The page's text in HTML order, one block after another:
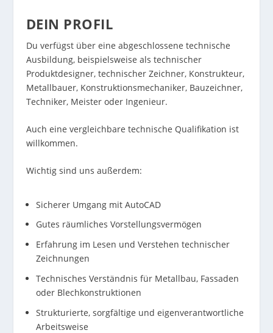
DEIN PROFIL
Du verfügst über eine abgeschlossene technische
Ausbildung, beispielsweise als technischer
Produktdesigner, technischer Zeichner, Konstrukteur,
Metallbauer, Konstruktionsmechaniker, Bauzeichner,
Techniker, Meister oder Ingenieur.
Auch eine vergleichbare technische Qualifikation ist
willkommen.
Wichtig sind uns außerdem:
Sicherer Umgang mit AutoCAD
Gutes räumliches Vorstellungsvermögen
Erfahrung im Lesen und Verstehen technischer
Zeichnungen
Technisches Verständnis für Metallbau, Fassaden
oder Blechkonstruktionen
Strukturierte, sorgfältige und eigenverantwortliche
Arbeitsweise